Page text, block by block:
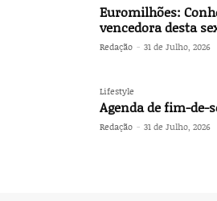
Euromilhões:
vencedora desta
Redação - 31 de Julho, 2026
Lifestyle
Agenda de fim-de-
Redação - 31 de Julho, 2026